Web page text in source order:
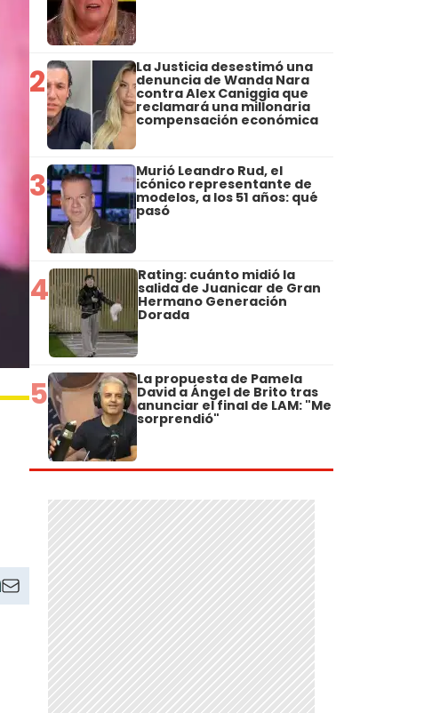
2 La Justicia desestimó una
denuncia de Wanda Nara
contra Alex Caniggia que
reclamará una millonaria
compensación económica
3 Murió Leandro Rud, el
icónico representante de
modelos, a los 51 años: qué
pasó
4 Rating: cuánto midió la
salida de Juanicar de Gran
Hermano Generación
Dorada
5 La propuesta de Pamela
David a Ángel de Brito tras
anunciar el final de LAM: "Me
sorprendió"